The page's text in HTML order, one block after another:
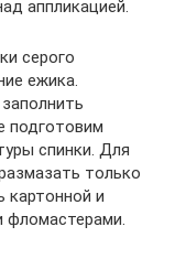
аппликацией.
серого
ежика.
подготовим
спинки. Для
только
картонной и
фломастерами.